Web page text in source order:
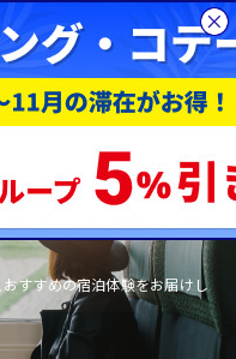
すすめの宿泊体験をお届けし